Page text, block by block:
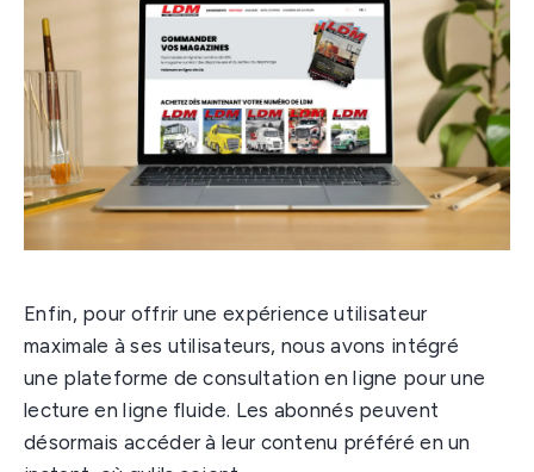
Enfin, pour offrir une expérience utilisateur
maximale à ses utilisateurs, nous avons intégré
une plateforme de consultation en ligne pour une
lecture en ligne fluide. Les abonnés peuvent
désormais accéder à leur contenu préféré en un